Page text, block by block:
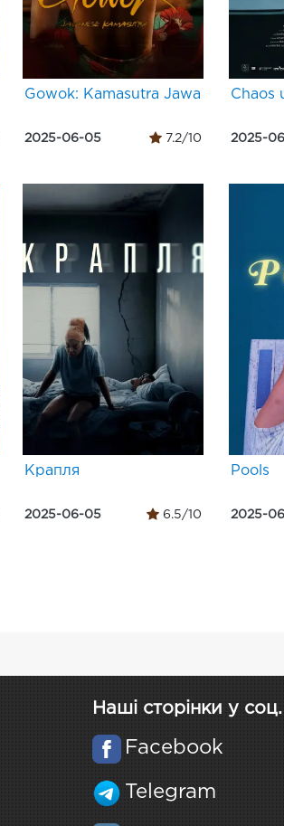
Gowok: Kamasutra Jawa
2025-06-05 7.2/10
Chaos
2025-
Крапля
2025-06-05 6.5/10
Pools
2025-
Наші сторінки у
Facebook
Telegram